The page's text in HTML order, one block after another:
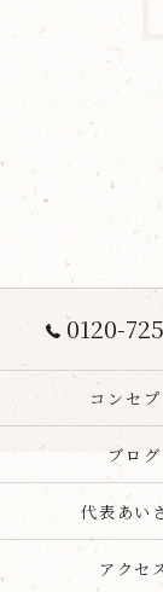
0120-
コンセプ
ブログ
代表あい
アクセ